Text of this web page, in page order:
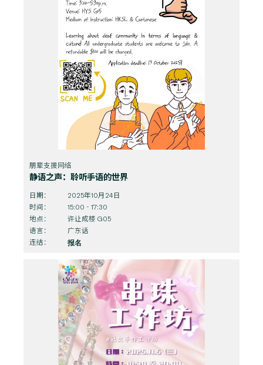
朋辈支援网络
静语之声：聆听手语的世界
日期：
2025年10月24日
时间：
15:00 - 17:30
地点：
许让成楼 G05
语言：
广东话
连结：
报名